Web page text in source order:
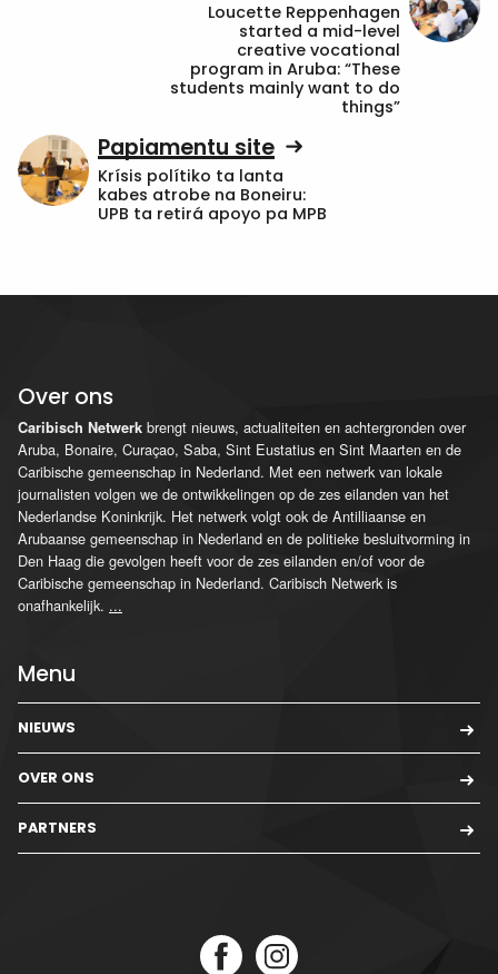
Loucette Reppenhagen
started a mid-level
creative vocational
program in Aruba: “These
students mainly want to do
things”
Papiamentu site
Krísis polítiko ta lanta
kabes atrobe na Boneiru:
UPB ta retirá apoyo pa MPB
Over ons
Caribisch Netwerk brengt nieuws, actualiteiten en achtergronden over
Aruba, Bonaire, Curaçao, Saba, Sint Eustatius en Sint Maarten en de
Caribische gemeenschap in Nederland. Met een netwerk van lokale
journalisten volgen we de ontwikkelingen op de zes eilanden van het
Nederlandse Koninkrijk. Het netwerk volgt ook de Antilliaanse en
Arubaanse gemeenschap in Nederland en de politieke besluitvorming in
Den Haag die gevolgen heeft voor de zes eilanden en/of voor de
Caribische gemeenschap in Nederland. Caribisch Netwerk is
onafhankelijk. ...
Menu
NIEUWS
OVER ONS
PARTNERS